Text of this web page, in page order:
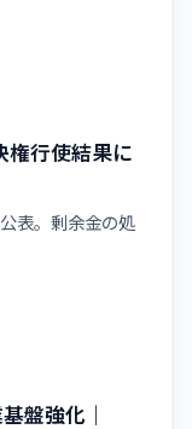
権行使結果に
表。剰余金の処
盤強化｜